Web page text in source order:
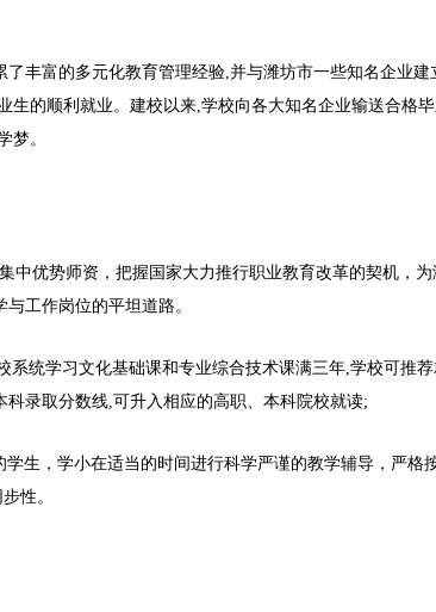
丰富的多元化教育管理经验,并与潍坊市一些知名企业建
的顺利就业。建校以来,学校向各大知名企业输送合格
梦。
中优势师资，把握国家大力推行职业教育改革的契机，为
工作岗位的平坦道路。
系统学习文化基础课和专业综合技术课满三年,学校可推
录取分数线,可升入相应的高职、本科院校就读;
生，学小在适当的时间进行科学严谨的教学辅导，严格
性。